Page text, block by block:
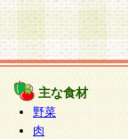
主な食材
野菜
肉